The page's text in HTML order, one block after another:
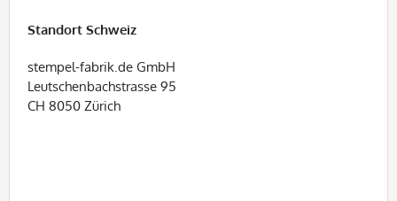
Standort Schweiz
stempel-fabrik.de GmbH
Leutschenbachstrasse 95
CH 8050 Zürich